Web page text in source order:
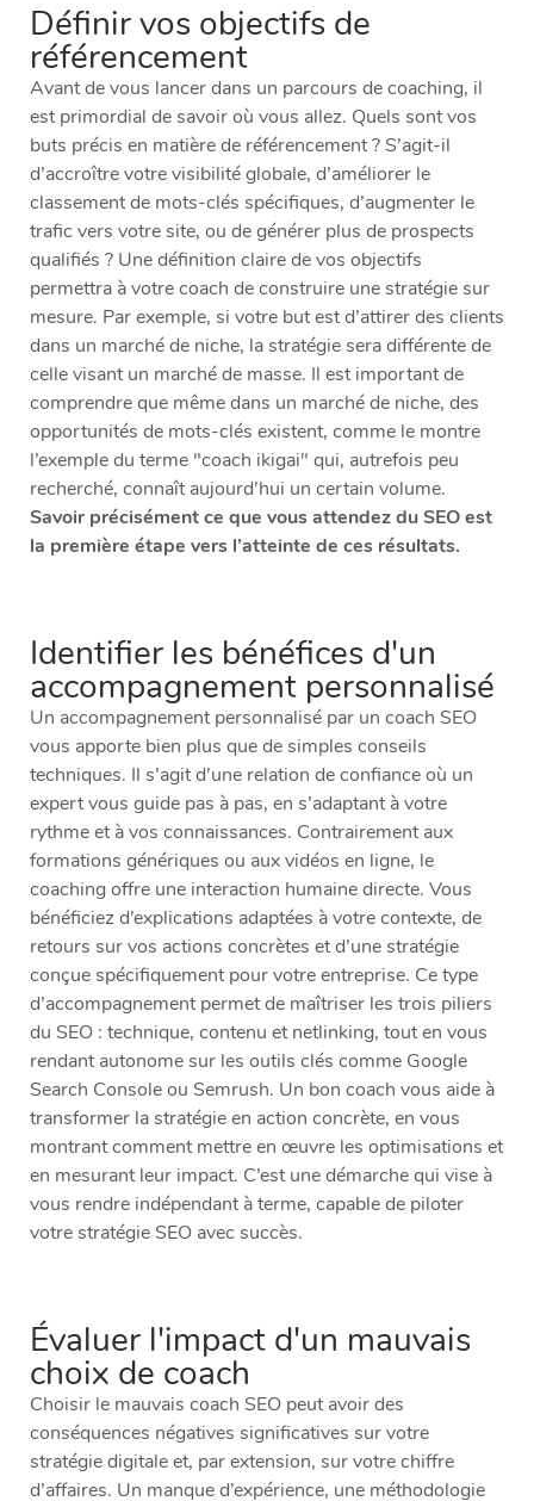
Définir vos objectifs de
référencement
Avant de vous lancer dans un parcours de coaching, il
est primordial de savoir où vous allez. Quels sont vos
buts précis en matière de référencement ? S’agit-il
d’accroître votre visibilité globale, d’améliorer le
classement de mots-clés spécifiques, d’augmenter le
trafic vers votre site, ou de générer plus de prospects
qualifiés ? Une définition claire de vos objectifs
permettra à votre coach de construire une stratégie sur
mesure. Par exemple, si votre but est d’attirer des clients
dans un marché de niche, la stratégie sera différente de
celle visant un marché de masse. Il est important de
comprendre que même dans un marché de niche, des
opportunités de mots-clés existent, comme le montre
l’exemple du terme "coach ikigai" qui, autrefois peu
recherché, connaît aujourd’hui un certain volume.
Savoir précisément ce que vous attendez du SEO est
la première étape vers l’atteinte de ces résultats.
Identifier les bénéfices d'un
accompagnement personnalisé
Un accompagnement personnalisé par un coach SEO
vous apporte bien plus que de simples conseils
techniques. Il s’agit d’une relation de confiance où un
expert vous guide pas à pas, en s’adaptant à votre
rythme et à vos connaissances. Contrairement aux
formations génériques ou aux vidéos en ligne, le
coaching offre une interaction humaine directe. Vous
bénéficiez d’explications adaptées à votre contexte, de
retours sur vos actions concrètes et d’une stratégie
conçue spécifiquement pour votre entreprise. Ce type
d’accompagnement permet de maîtriser les trois piliers
du SEO : technique, contenu et netlinking, tout en vous
rendant autonome sur les outils clés comme Google
Search Console ou Semrush. Un bon coach vous aide à
transformer la stratégie en action concrète, en vous
montrant comment mettre en œuvre les optimisations et
en mesurant leur impact. C’est une démarche qui vise à
vous rendre indépendant à terme, capable de piloter
votre stratégie SEO avec succès.
Évaluer l'impact d'un mauvais
choix de coach
Choisir le mauvais coach SEO peut avoir des
conséquences négatives significatives sur votre
stratégie digitale et, par extension, sur votre chiffre
d’affaires. Un manque d’expérience, une méthodologie